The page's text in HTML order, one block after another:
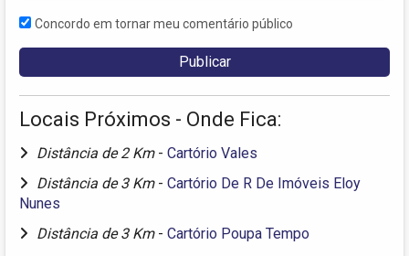
Concordo em tornar meu comentário público
Locais Próximos - Onde Fica:
Distância de 2 Km - Cartório Vales
Distância de 3 Km - Cartório De R De Imóveis Eloy
Nunes
Distância de 3 Km - Cartório Poupa Tempo